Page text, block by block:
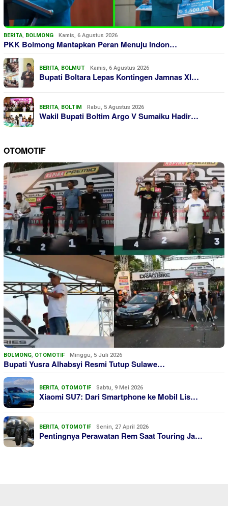
BERITA, BOLMONG Kamis, 6 Agustus 2026
PKK Bolmong Mantapkan Peran Menuju Indon…
BERITA, BOLMUT Kamis, 6 Agustus 2026
Bupati Boltara Lepas Kontingen Jamnas XI…
BERITA, BOLTIM Rabu, 5 Agustus 2026
Wakil Bupati Boltim Argo V Sumaiku Hadir…
OTOMOTIF
BOLMONG, OTOMOTIF Minggu, 5 Juli 2026
Bupati Yusra Alhabsyi Resmi Tutup Sulawe…
BERITA, OTOMOTIF Sabtu, 9 Mei 2026
Xiaomi SU7: Dari Smartphone ke Mobil Lis…
BERITA, OTOMOTIF Senin, 27 April 2026
Pentingnya Perawatan Rem Saat Touring Ja…